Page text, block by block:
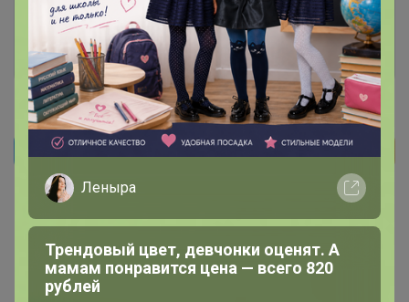
Войти Зарегистрироваться
Как здесь все устроено?
Как сделать заказ?
Как получить?
Леныра
Трендовый цвет, девчонки оценят. А
мамам понравится цена — всего 820
рублей